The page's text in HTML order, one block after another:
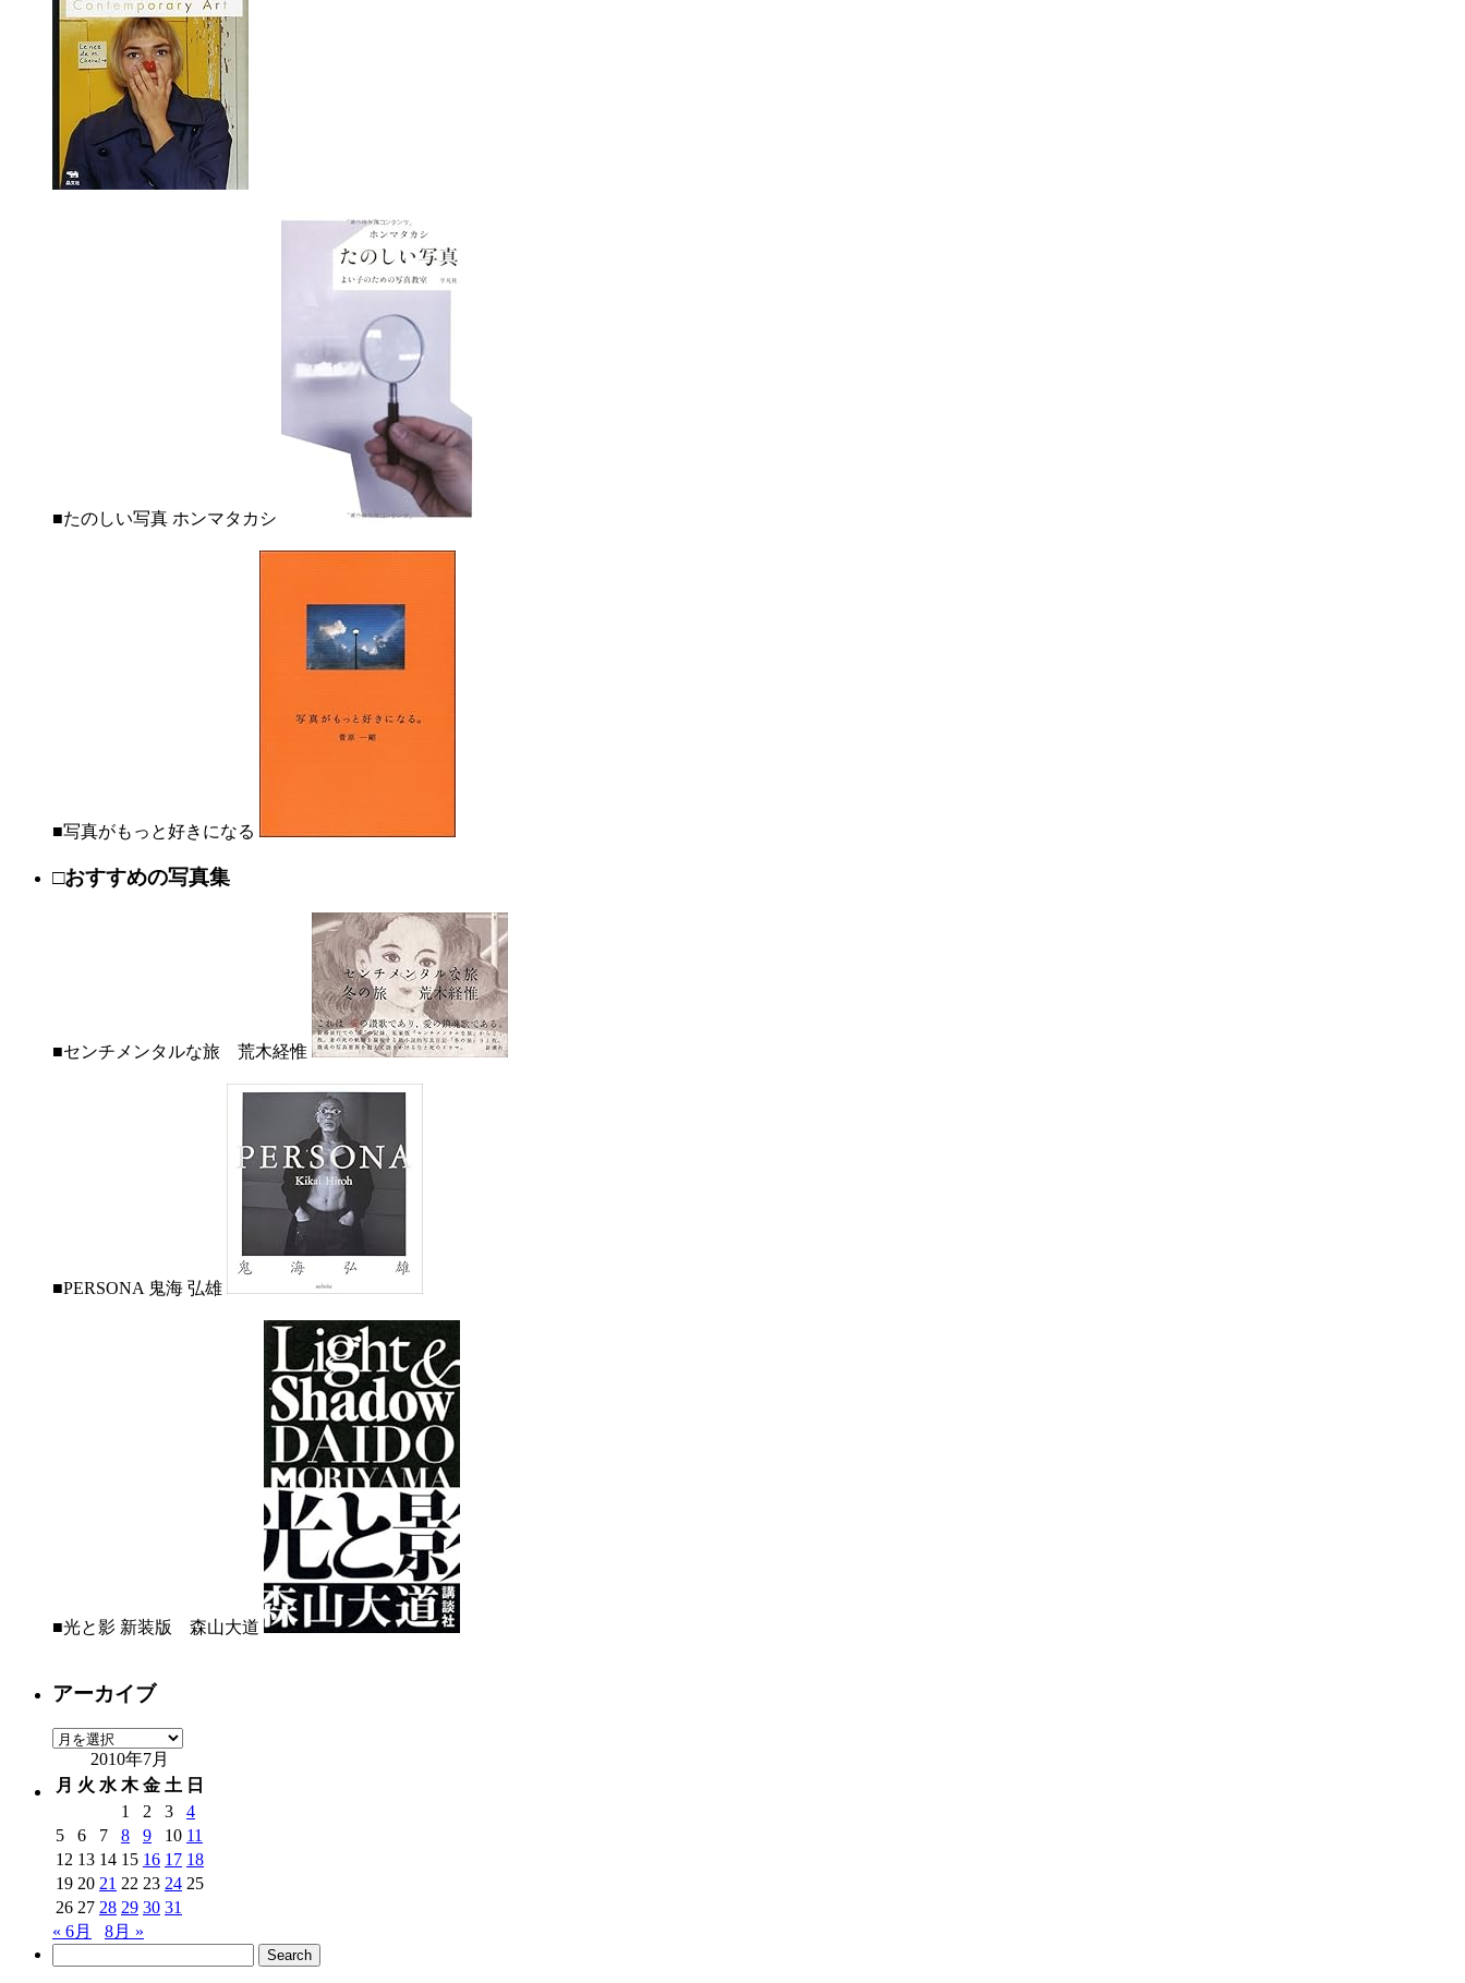
■たのしい写真 ホンマタカシ
■写真がもっと好きになる
□おすすめの写真集
■センチメンタルな旅 荒木経惟
■PERSONA 鬼海 弘雄
■光と影 新装版 森山大道
アーカイブ
ア
カ
ブ
2010年7月
月 火 水 木 金 土 日
1
2 3
4
5
6 7 8 9 10 11
12 13 14 15 16 17 18
19 20 21 22 23 24 25
26 27 28 29 30 31
« 6月
8月 »